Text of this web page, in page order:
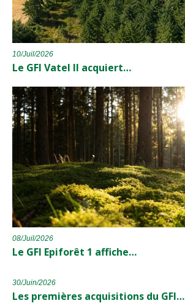
10/Juil/2026
Le GFI Vatel II acquiert…
08/Juil/2026
Le GFI Epiforêt 1 affiche…
30/Juin/2026
Les premières acquisitions du GFI…